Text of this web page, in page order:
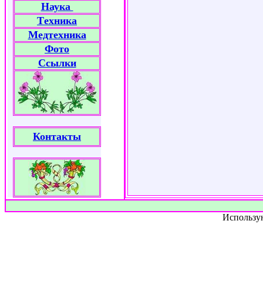
Наука
Tехника
Медтехника
Фото
Ссылки
Контакты